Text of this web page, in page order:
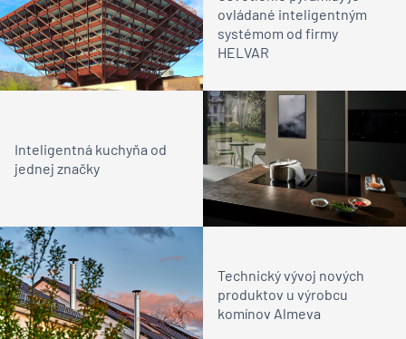
ovládané inteligentným
systémom od firmy
HELVAR
Inteligentná kuchyňa od
jednej značky
Technický vývoj nových
produktov u výrobcu
komínov Almeva